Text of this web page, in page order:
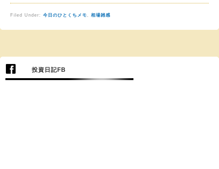
Filed Under: 今日のひとくちメモ , 相場雑感
投資日記FB